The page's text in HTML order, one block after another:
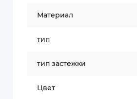
Материал
тип
тип застежки
Цвет